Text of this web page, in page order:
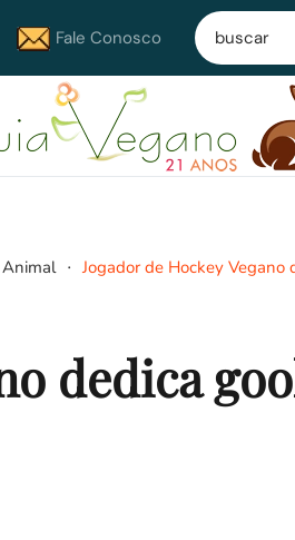
Fale Conosco
Animal
Jogador de Hockey Vegano
dedica